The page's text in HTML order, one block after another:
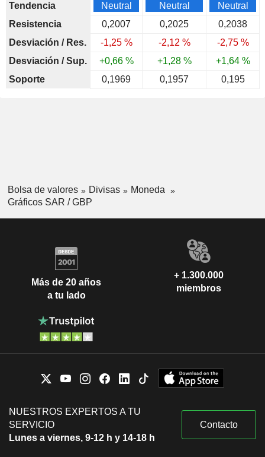
Tendencia
Neutral Neutral
Neutral
Resistencia
0,2007 0,2025
0,2038
Desviación / Res.
-1,25 % -2,12 %
-2,75 %
Desviación / Sup.
+0,66 % +1,28 %
+1,64 %
Soporte
0,1969 0,1957 0,195
Bolsa de valores Divisas
Moneda
Gráficos SAR / GBP
Más de 20 años
a tu lado
+ 1.300.000
miembros
NUESTROS EXPERTOS A TU
SERVICIO
Lunes a viernes, 9-12 h y 14-18 h
Contacto